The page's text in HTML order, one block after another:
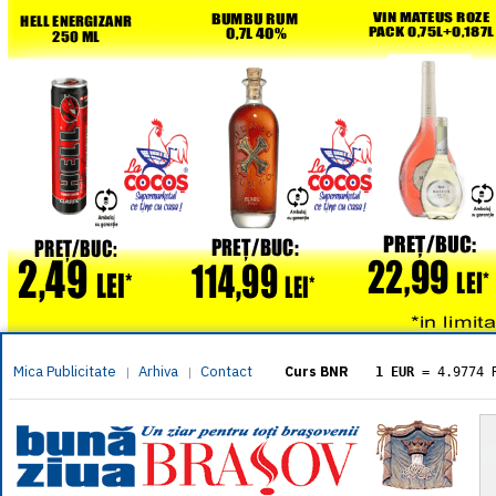
Mica Publicitate | Arhiva | Contact Curs BNR 1 EUR = 4.9774
= 5.8304
1 XAU= 464.4611
1 AED= 1.1933
1 AUD= 2.7957
1 BGN= 2.5449